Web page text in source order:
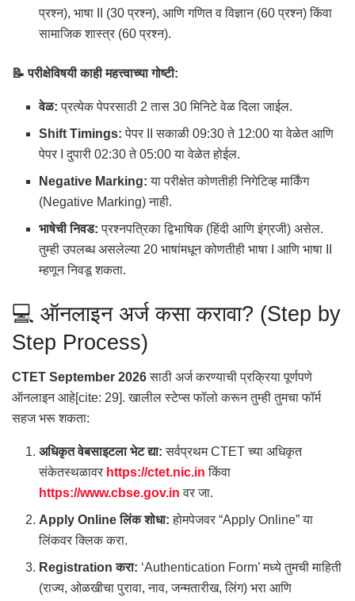
प्रश्न), भाषा II (30 प्रश्न), आणि गणित व विज्ञान (60 प्रश्न) किंवा
सामाजिक शास्त्र (60 प्रश्न).
📝 परीक्षेविषयी काही महत्त्वाच्या गोष्टी:
वेळ: प्रत्येक पेपरसाठी 2 तास 30 मिनिटे वेळ दिला जाईल.
Shift Timings: पेपर II सकाळी 09:30 ते 12:00 या वेळेत आणि
पेपर I दुपारी 02:30 ते 05:00 या वेळेत होईल.
Negative Marking: या परीक्षेत कोणतीही निगेटिव्ह मार्किंग
(Negative Marking) नाही.
भाषेची निवड: प्रश्नपत्रिका द्विभाषिक (हिंदी आणि इंग्रजी) असेल.
तुम्ही उपलब्ध असलेल्या 20 भाषांमधून कोणतीही भाषा I आणि भाषा II
म्हणून निवडू शकता.
💻 ऑनलाइन अर्ज कसा करावा? (Step by
Step Process)
CTET September 2026साठी अर्ज करण्याची प्रक्रिया पूर्णपणे
ऑनलाइन आहे[cite: 29]. खालील स्टेप्स फॉलो करून तुम्ही तुमचा फॉर्म
सहज भरू शकता:
अधिकृत वेबसाइटला भेट द्या: सर्वप्रथम CTET च्या अधिकृत
संकेतस्थळावर https://ctet.nic.in किंवा
https://www.cbse.gov.in वर जा.
Apply Online लिंक शोधा: होमपेजवर “Apply Online” या
लिंकवर क्लिक करा.
Registration करा: ‘Authentication Form’ मध्ये तुमची माहिती
(राज्य, ओळखीचा पुरावा, नाव, जन्मतारीख, लिंग) भरा आणि